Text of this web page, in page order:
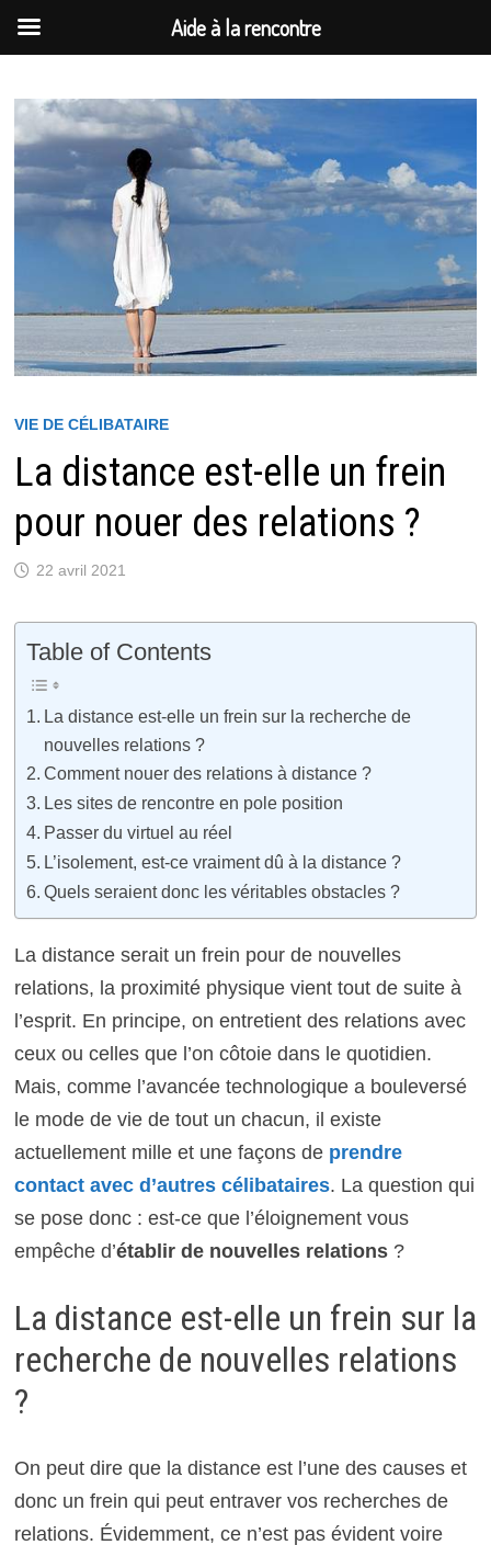
au
contenu
VIE DE CÉLIBATAIRE
La distance est-elle un frein
pour nouer des relations ?
22 avril 2021
Table of Contents
La distance est-elle un frein sur la recherche de
nouvelles relations ?
Comment nouer des relations à distance ?
Les sites de rencontre en pole position
Passer du virtuel au réel
L’isolement, est-ce vraiment dû à la distance ?
Quels seraient donc les véritables obstacles ?
La distance serait un frein pour de nouvelles
relations, la proximité physique vient tout de suite à
l’esprit. En principe, on entretient des relations avec
ceux ou celles que l’on côtoie dans le quotidien.
Mais, comme l’avancée technologique a bouleversé
le mode de vie de tout un chacun, il existe
actuellement mille et une façons de prendre
contact avec d’autres célibataires. La question qui
se pose donc : est-ce que l’éloignement vous
empêche d’établir de nouvelles relations?
La distance est-elle un frein sur la
recherche de nouvelles relations
?
On peut dire que la distance est l’une des causes et
donc un frein qui peut entraver vos recherches de
relations. Évidemment, ce n’est pas évident voire
Aide à la rencontre